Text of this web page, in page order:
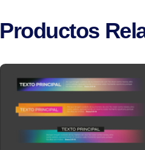
Productos
Comprar